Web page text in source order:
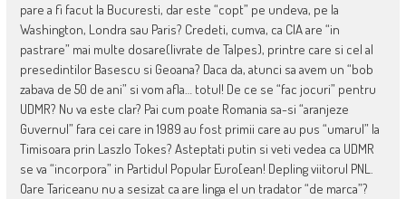
pare a fi facut la Bucuresti, dar este “copt” pe undeva, pe la
Washington, Londra sau Paris? Credeti, cumva, ca CIA are “in
pastrare” mai multe dosare(livrate de Talpes), printre care si cel al
presedintilor Basescu si Geoana? Daca da, atunci sa avem un “bob
zabava de 50 de ani” si vom afla… totul! De ce se “fac jocuri” pentru
UDMR? Nu va este clar? Pai cum poate Romania sa-si “aranjeze
Guvernul” fara cei care in 1989 au fost primii care au pus “umarul” la
Timisoara prin Laszlo Tokes? Asteptati putin si veti vedea ca UDMR
se va “incorpora” in Partidul Popular Euro[ean! Depling viitorul PNL.
Oare Tariceanu nu a sesizat ca are linga el un tradator “de marca”?